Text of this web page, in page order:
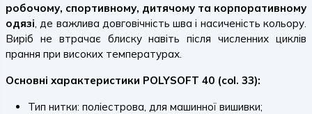
робочому, спортивному, дитячому та корпоративному
одязі, де важлива довговічність шва і насиченість кольору.
Виріб не втрачає блиску навіть після численних циклів
прання при високих температурах.
Основні характеристики POLYSOFT 40 (col. 33):
Тип нитки: поліестрова, для машинної вишивки;